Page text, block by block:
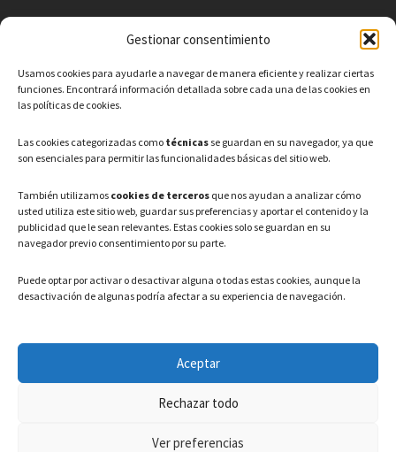
Gestionar consentimiento
Usamos cookies para ayudarle a navegar de manera eficiente y realizar ciertas
funciones. Encontrará información detallada sobre cada una de las cookies en
las políticas de cookies.
Las cookies categorizadas como técnicas se guardan en su navegador, ya que
son esenciales para permitir las funcionalidades básicas del sitio web.
También utilizamos cookies de terceros que nos ayudan a analizar cómo
usted utiliza este sitio web, guardar sus preferencias y aportar el contenido y la
publicidad que le sean relevantes. Estas cookies solo se guardan en su
navegador previo consentimiento por su parte.
Puede optar por activar o desactivar alguna o todas estas cookies, aunque la
desactivación de algunas podría afectar a su experiencia de navegación.
Aceptar
Rechazar todo
Ver preferencias
Teléfono: 91 886 44 62
Correo Electrónico:
HORARIO
Lunes a Viernes: 08:00h – 15:00h
LEGAL
Política de privacidad–Aviso Legal–Política de cookies
Registro de actividades de Tratamiento